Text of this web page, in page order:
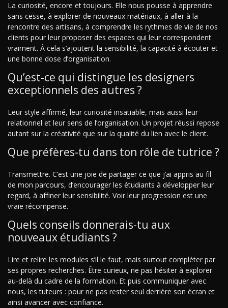
La curiosité, encore et toujours. Elle nous pousse à apprendre
sans cesse, à explorer de nouveaux matériaux, à aller à la
rencontre des artisans, à comprendre les rythmes de vie de nos
clients pour leur proposer des espaces qui leur correspondent
vraiment. À cela s’ajoutent la sensibilité, la capacité à écouter et
une bonne dose d’organisation.
Qu’est-ce qui distingue les designers
exceptionnels des autres ?
Leur style affirmé, leur curiosité insatiable, mais aussi leur
relationnel et leur sens de l’organisation. Un projet réussi repose
autant sur la créativité que sur la qualité du lien avec le client.
Que préfères-tu dans ton rôle de tutrice ?
Transmettre. C’est une joie de partager ce que j’ai appris au fil
de mon parcours, d’encourager les étudiants à développer leur
regard, à affiner leur sensibilité. Voir leur progression est une
vraie récompense.
Quels conseils donnerais-tu aux
nouveaux étudiants ?
Lire et relire les modules s’il le faut, mais surtout compléter par
ses propres recherches. Être curieux, ne pas hésiter à explorer
au-delà du cadre de la formation. Et puis communiquer avec
nous, les tuteurs : pour ne pas rester seul derrière son écran et
ainsi avancer avec confiance.